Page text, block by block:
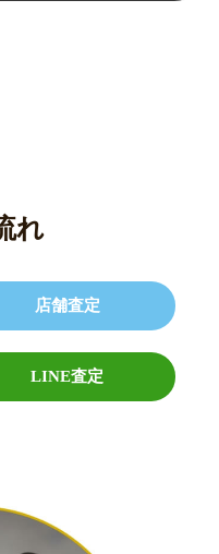
れ
店舗査定
LINE査定